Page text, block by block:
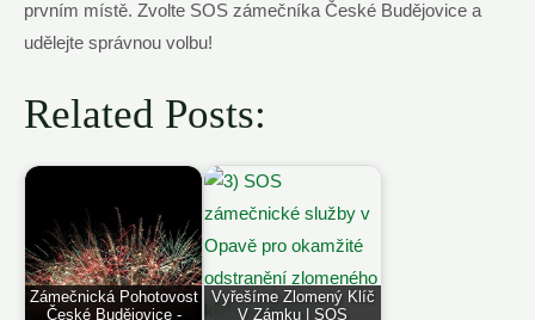
prvním místě. Zvolte SOS zámečníka České Budějovice a
udělejte správnou volbu!
Related Posts:
Zámečnická Pohotovost
České Budějovice -
Vyřešíme Zlomený Klíč
V Zámku | SOS